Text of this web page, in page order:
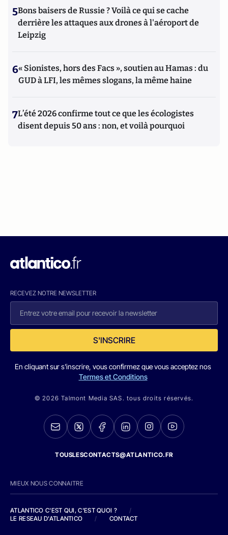
5Bons baisers de Russie ? Voilà ce qui se cache
derrière les attaques aux drones à l'aéroport de
Leipzig
6« Sionistes, hors des Facs », soutien au Hamas : du
GUD à LFI, les mêmes slogans, la même haine
7L’été 2026 confirme tout ce que les écologistes
disent depuis 50 ans : non, et voilà pourquoi
RECEVEZ NOTRE NEWSLETTER
S'INSCRIRE
En cliquant sur s'inscrire, vous confirmez que vous acceptez nos
Termes et Conditions
© 2026 Talmont Media SAS. tous droits réservés.
TOUSLESCONTACTS@ATLANTICO.FR
MIEUX NOUS CONNAITRE
ATLANTICO C'EST QUI, C'EST QUOI ?
/
LE RESEAU D'ATLANTICO
/ CONTACT